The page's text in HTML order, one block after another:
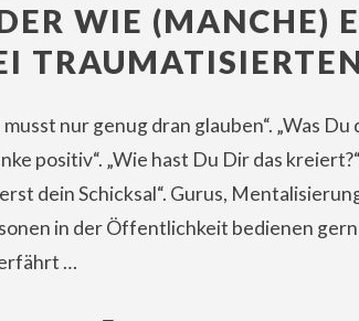
WIE (MANCHE)
musst nur genug dran glauben“. „Was
positiv“. „Wie hast Du Dir das
dein Schicksal“. Gurus,
in der Öffentlichkeit bedienen
…